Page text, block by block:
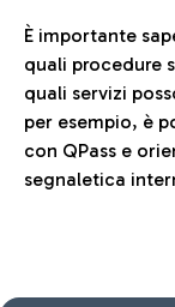
È importante
quali procedure
quali servizi
per esempio, è
con QPass e
segnaletica